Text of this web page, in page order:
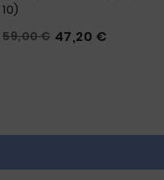
10)
 
59,00 € Prix
47,20 €